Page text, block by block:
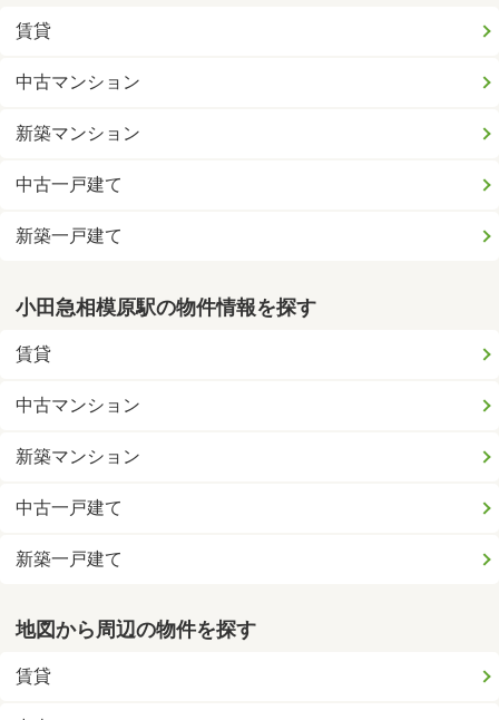
賃貸
中古マンション
新築マンション
中古一戸建て
新築一戸建て
小田急相模原駅の物件情報を探す
賃貸
中古マンション
新築マンション
中古一戸建て
新築一戸建て
地図から周辺の物件を探す
賃貸